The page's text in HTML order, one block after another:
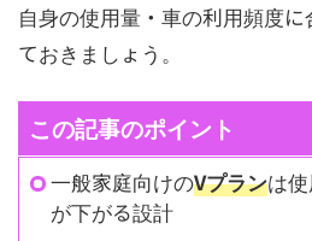
自身の使用量・車の利用頻度
ておきましょう。
この記事のポイント
一般家庭向けのVプランは
が下がる設計